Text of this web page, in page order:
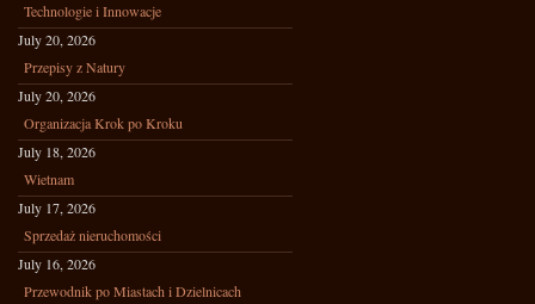
Technologie i Innowacje
July 20, 2026
Przepisy z Natury
July 20, 2026
Organizacja Krok po Kroku
July 18, 2026
Wietnam
July 17, 2026
Sprzedaż nieruchomości
July 16, 2026
Przewodnik po Miastach i Dzielnicach